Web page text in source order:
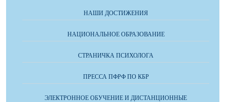
НАШИ ДОСТИЖЕНИЯ
НАЦИОНАЛЬНОЕ ОБРАЗОВАНИЕ
СТРАНИЧКА ПСИХОЛОГА
ПРЕССА ПФРФ ПО КБР
ЭЛЕКТРОННОЕ ОБУЧЕНИЕ И ДИСТАНЦИОННЫЕ